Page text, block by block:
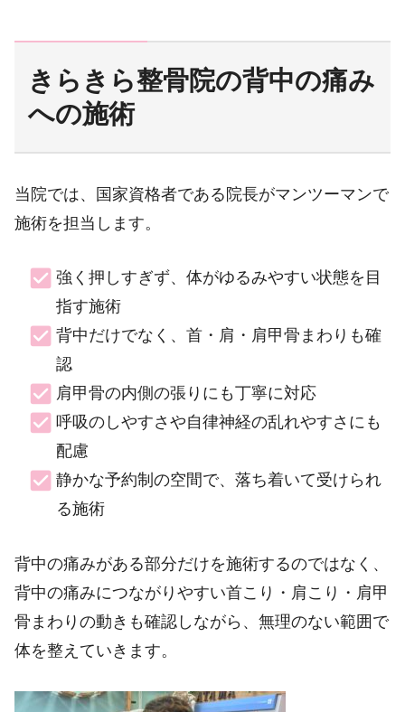
きらきら整骨院の背中の痛み
への施術
当院では、国家資格者である院長がマンツーマンで
施術を担当します。
強く押しすぎず、体がゆるみやすい状態を目
指す施術
背中だけでなく、首・肩・肩甲骨まわりも確
認
肩甲骨の内側の張りにも丁寧に対応
呼吸のしやすさや自律神経の乱れやすさにも
配慮
静かな予約制の空間で、落ち着いて受けられ
る施術
背中の痛みがある部分だけを施術するのではなく、
背中の痛みにつながりやすい首こり・肩こり・肩甲
骨まわりの動きも確認しながら、無理のない範囲で
体を整えていきます。